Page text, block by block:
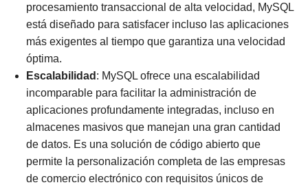
procesamiento transaccional de alta velocidad, MySQL
está diseñado para satisfacer incluso las aplicaciones
más exigentes al tiempo que garantiza una velocidad
óptima.
Escalabilidad : MySQL ofrece una escalabilidad
incomparable para facilitar la administración de
aplicaciones profundamente integradas, incluso en
almacenes masivos que manejan una gran cantidad
de datos. Es una solución de código abierto que
permite la personalización completa de las empresas
de comercio electrónico con requisitos únicos de